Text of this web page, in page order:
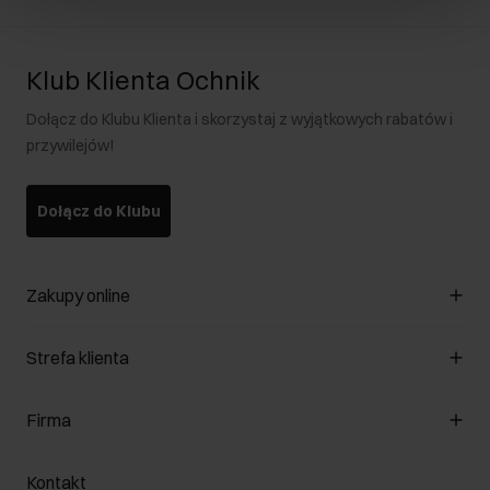
Klub Klienta Ochnik
Dołącz do Klubu Klienta i skorzystaj z wyjątkowych rabatów i
przywilejów!
Dołącz do Klubu
Zakupy online
Zarządzaj cookies
Formy płatności
Jak dokonać zwrotu?
Strefa klienta
Klub Klienta
Firma
O nas
Kontakt